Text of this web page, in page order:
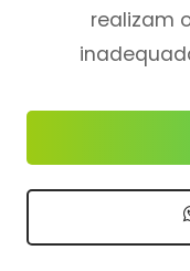
realizam